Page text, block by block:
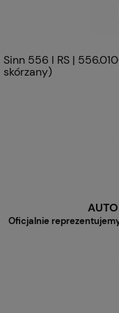
Sinn 556 I RS |
skórzany)
Oficjalnie